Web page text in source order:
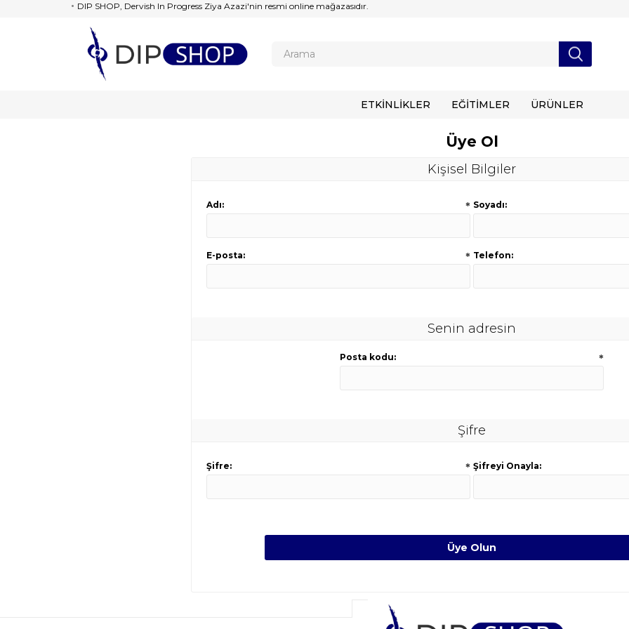
DIP SHOP, Dervish In Progress Ziya Azazi'nin resmi online mağazasıdır.
ETKİNLİKLER EĞİTİMLER ÜRÜNLER
Üye Ol
Kişisel Bilgiler
Adı: * Soyadı:
E-posta: * Telefon:
Senin adresin
Posta kodu: *
Şifre
Şifre: * Şifreyi Onayla: